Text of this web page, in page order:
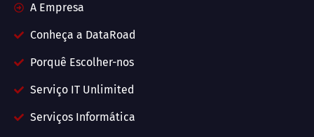
A Empresa
Conheça a DataRoad
Porquê Escolher-nos
Serviço IT Unlimited
Serviços Informática